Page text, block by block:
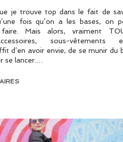
je trouve top dans le fait de
fois qu’on a les bases, on
Mais alors, vraiment
sous-vêtements
d’en avoir envie, de se munir du
se lancer.…